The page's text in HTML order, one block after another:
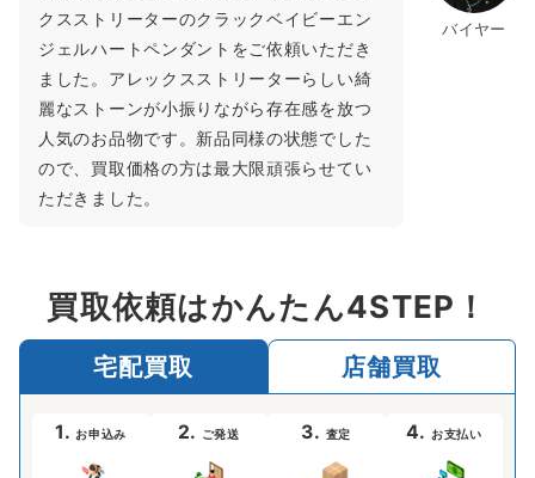
バイヤー
クスストリーターのクラックベイビーエン
ジェルハートペンダントをご依頼いただき
ました。アレックスストリーターらしい綺
麗なストーンが小振りながら存在感を放つ
人気のお品物です。新品同様の状態でした
ので、買取価格の方は最大限頑張らせてい
ただきました。
買取依頼はかんたん4STEP！
宅配買取 店舗買取
1. お申込み 2. ご発送 3. 査定 4. お支払い